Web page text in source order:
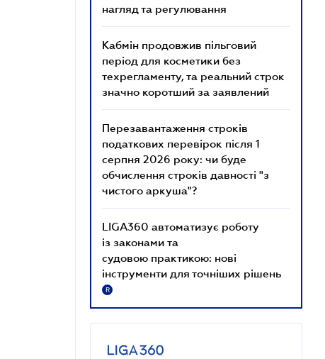
нагляд та регулювання
Кабмін продовжив пільговий
період для косметики без
техрегламенту, та реальний строк
значно коротший за заявлений
Перезавантаження строків
податкових перевірок після 1
серпня 2026 року: чи буде
обчислення строків давності "з
чистого аркуша"?
LIGA360 автоматизує роботу
із законами та
судовою практикою: нові
інструменти для точніших рішень
R